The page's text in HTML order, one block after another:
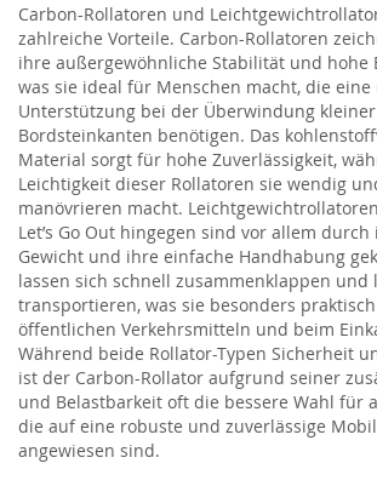
Carbon-Rollatoren und
zahlreiche Vorteile. Carbon-Rollatoren
ihre außergewöhnliche Stabilität und hohe
was sie ideal für Menschen macht, die eine
Unterstützung bei der Überwindung
Bordsteinkanten benötigen. Das
Material sorgt für hohe Zuverlässigkeit,
Leichtigkeit dieser Rollatoren sie wendig
manövrieren macht.
Let’s Go Out hingegen sind vor allem
Gewicht und ihre einfache Handhabung
lassen sich schnell zusammenklappen und
transportieren, was sie besonders
öffentlichen Verkehrsmitteln und beim
Während beide Rollator-Typen Sicherheit
ist der Carbon-Rollator aufgrund seiner
und Belastbarkeit oft die bessere Wahl für
die auf eine robuste und zuverlässige
angewiesen sind.